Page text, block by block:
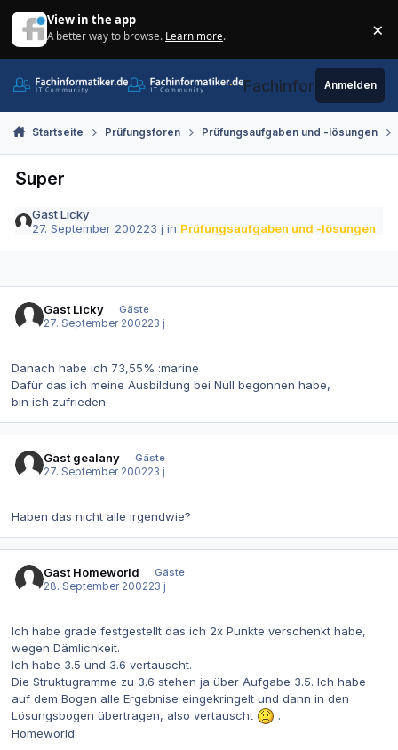
View in the app
A better way to browse. Learn more. ×
Fachinformatiker.de
Anmelden
Startseite Prüfungsforen Prüfungsaufgaben und -lösungen
Super
Gast Licky
27. September 200223 j in Prüfungsaufgaben und -lösungen
Gast Licky
Gäste
27. September 200223 j
Danach habe ich 73,55% :marine
Dafür das ich meine Ausbildung bei Null begonnen habe,
bin ich zufrieden.
Gast gealany
Gäste
27. September 200223 j
Haben das nicht alle irgendwie?
Gast Homeworld
Gäste
28. September 200223 j
Ich habe grade festgestellt das ich 2x Punkte verschenkt habe,
wegen Dämlichkeit.
Ich habe 3.5 und 3.6 vertauscht.
Die Struktugramme zu 3.6 stehen ja über Aufgabe 3.5. Ich habe
auf dem Bogen alle Ergebnise eingekringelt und dann in den
Lösungsbogen übertragen, also vertauscht
.
Homeworld